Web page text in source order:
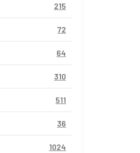
215
72
64
310
511
36
1024